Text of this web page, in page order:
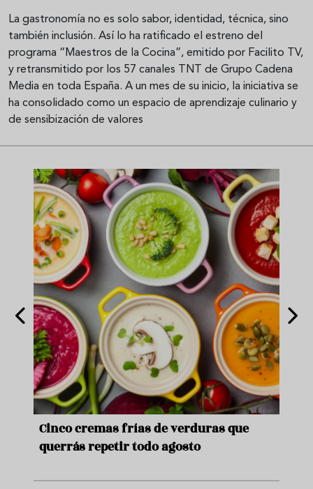
La gastronomía no es solo sabor, identidad, técnica, sino
también inclusión. Así lo ha ratificado el estreno del
programa “Maestros de la Cocina”, emitido por Facilito TV,
y retransmitido por los 57 canales TNT de Grupo Cadena
Media en toda España. A un mes de su inicio, la iniciativa se
ha consolidado como un espacio de aprendizaje culinario y
de sensibización de valores
Cinco cremas frías de verduras que
querrás repetir todo agosto